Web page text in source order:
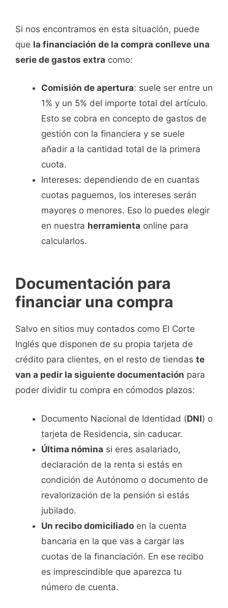
Si nos encontramos en esta situación, puede
que la financiación de la compra conlleve una
serie de gastos extra como:
Comisión de apertura: suele ser entre un
1% y un 5% del importe total del artículo.
Esto se cobra en concepto de gastos de
gestión con la financiera y se suele
añadir a la cantidad total de la primera
cuota.
Intereses: dependiendo de en cuantas
cuotas paguemos, los intereses serán
mayores o menores. Eso lo puedes elegir
en nuestra herramienta online para
calcularlos.
Documentación para
financiar una compra
Salvo en sitios muy contados como El Corte
Inglés que disponen de su propia tarjeta de
crédito para clientes, en el resto de tiendas te
van a pedir la siguiente documentación para
poder dividir tu compra en cómodos plazos:
Documento Nacional de Identidad (DNI) o
tarjeta de Residencia, sin caducar.
Última nómina si eres asalariado,
declaración de la renta si estás en
condición de Autónomo o documento de
revalorización de la pensión si estás
jubilado.
Un recibo domiciliado en la cuenta
bancaria en la que vas a cargar las
cuotas de la financiación. En ese recibo
es imprescindible que aparezca tu
número de cuenta.